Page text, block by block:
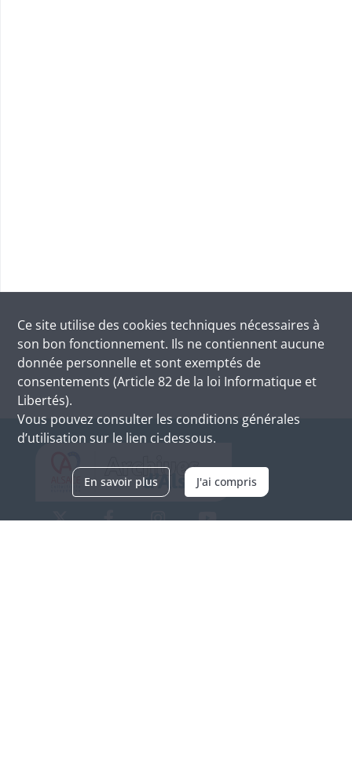
Ce site utilise des cookies techniques nécessaires à
son bon fonctionnement. Ils ne contiennent aucune
donnée personnelle et sont exemptés de
consentements (Article 82 de la loi Informatique et
Libertés).
Vous pouvez consulter les conditions générales
d’utilisation sur le lien ci-dessous.
En savoir plus J'ai compris